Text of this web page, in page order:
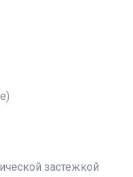
застежкой